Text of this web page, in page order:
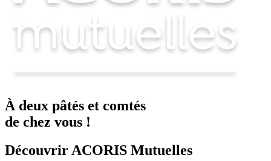
À deux pâtés et comtés
de chez vous !
Découvrir ACORIS Mutuelles